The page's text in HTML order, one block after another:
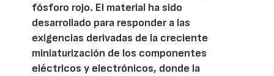
fósforo rojo. El material ha sido
desarrollado para responder a las
exigencias derivadas de la creciente
miniaturización de los componentes
eléctricos y electrónicos, donde la